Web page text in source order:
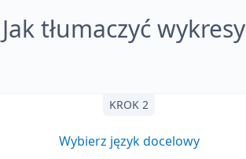
Jak tłumaczyć
KROK 2
Wybierz język docelowy